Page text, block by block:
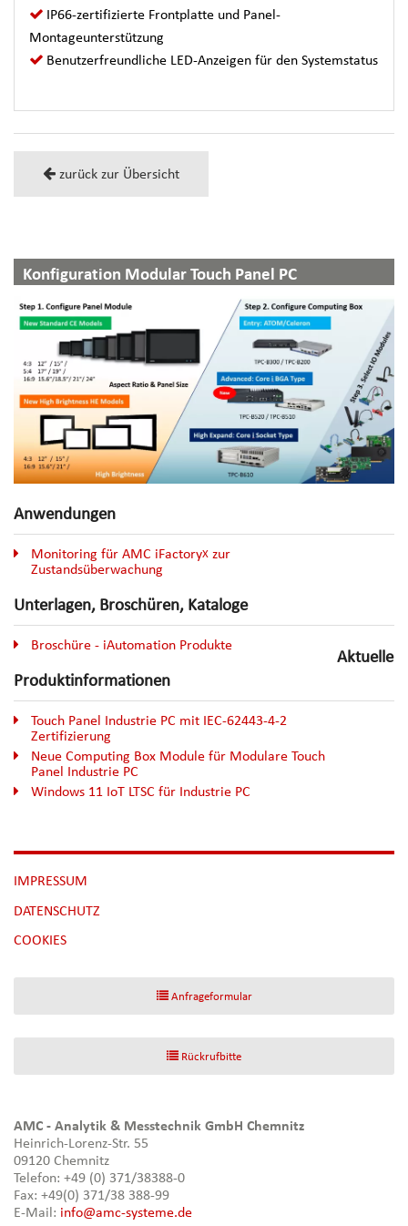
IP66-zertifizierte Frontplatte und Panel-
Montageunterstützung
Benutzerfreundliche LED-Anzeigen für den Systemstatus
zurück zur Übersicht
Konfiguration Modular Touch Panel PC
Anwendungen
Monitoring für AMC iFactoryX zur
Zustandsüberwachung
Unterlagen, Broschüren, Kataloge
Broschüre - iAutomation Produkte
Aktuelle
Produktinformationen
Touch Panel Industrie PC mit IEC-62443-4-2
Zertifizierung
Neue Computing Box Module für Modulare Touch
Panel Industrie PC
Windows 11 IoT LTSC für Industrie PC
NAVIGATION
ÜBERSPRINGEN
IMPRESSUM
DATENSCHUTZ
[NBSP]
COOKIES
Anfrageformular
Rückrufbitte
AMC - Analytik & Messtechnik GmbH Chemnitz
Heinrich-Lorenz-Str. 55
09120 Chemnitz
Telefon: +49 (0) 371/38388-0
Fax: +49(0) 371/38 388-99
E-Mail: info@amc-systeme.de